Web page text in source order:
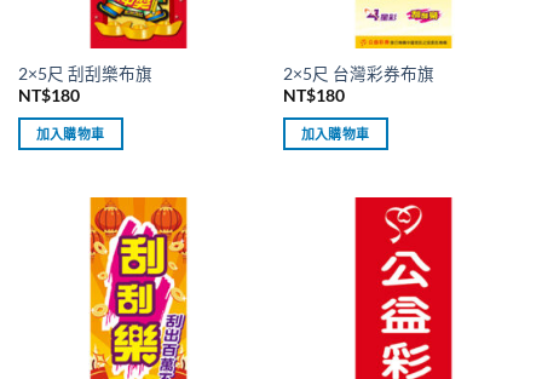
2×5尺 刮刮樂布旗
NT$180
加入購物車
2×5尺 台灣彩券布旗
NT$180
加入購物車